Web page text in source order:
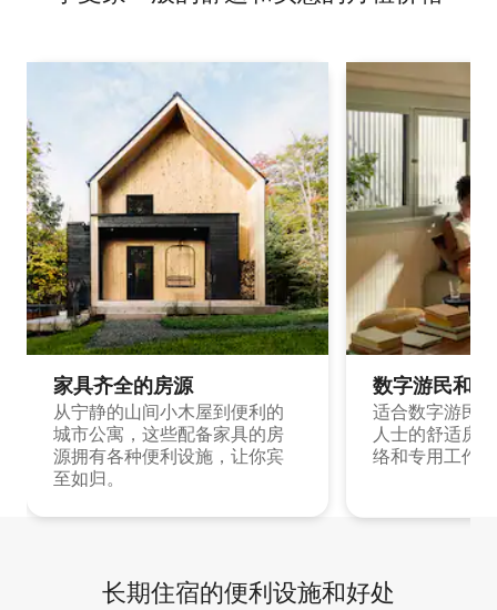
家具齐全的房源
从宁静的山间小木屋到便利的
城市公寓，这些配备家具的房
源拥有各种便利设施，让你宾
至如归。
数字游民和
适合数字游民
人士的舒适房
络和专用工作
长期住宿的便利设施和好处